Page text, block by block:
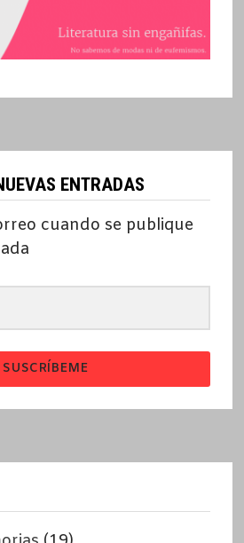
ENTRADAS
cuando se publique
SUSCRÍBEME